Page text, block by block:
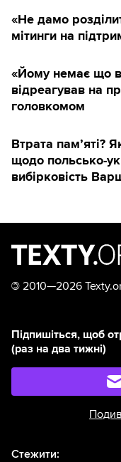
«Не дамо
мітинги на
«Йому немає що
відреагував на
головкомом
Втрата пам’яті?
щодо польсько-
вибірковість
© 2010—2026
Підпишіться, щоб
(раз на два тижні)
Стежити: